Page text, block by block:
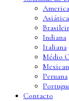
Asiática
Indiana
Italiana
Médio
Peruana
Contacto